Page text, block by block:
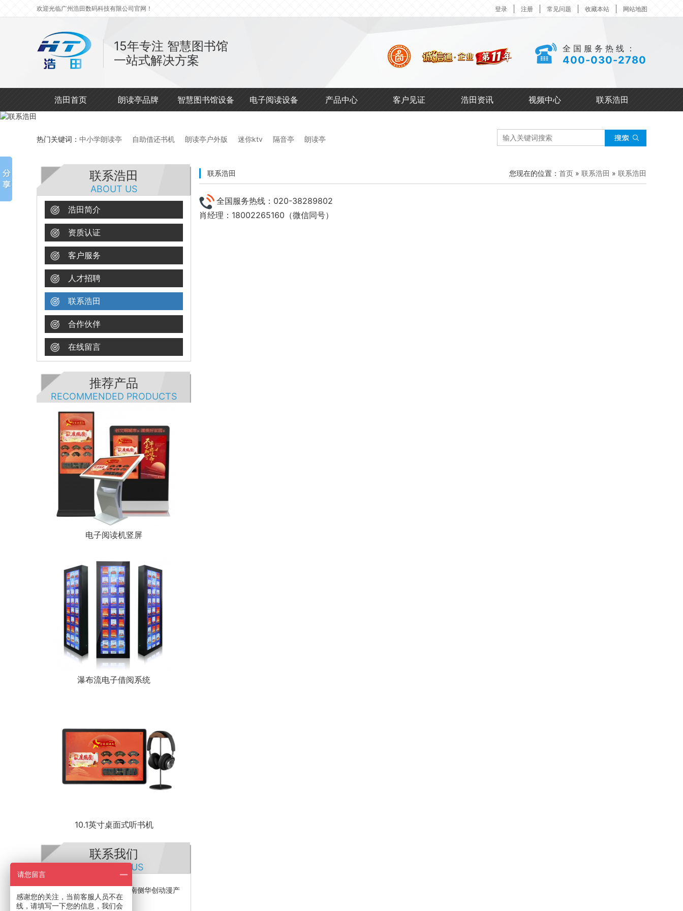
欢迎光临广州浩田数码科技有限公司官网！ 登录 注册 常见问题 收藏本站 网站地图
15年专注 智慧图书馆
一站式解决方案
全国服务热线：
400-030-2780
浩田首页 朗读亭品牌 智慧图书馆设备 电子阅读设备 产品中心 客户见证 浩田资讯 视频中心 联系浩田
热门关键词： 中小学朗读亭 自助借还书机 朗读亭户外版 迷你ktv 隔音亭 朗读亭
联系浩田
ABOUT US
浩田简介
资质认证
客户服务
人才招聘
联系浩田
合作伙伴
在线留言
推荐产品
RECOMMENDED PRODUCTS
电子阅读机竖屏
瀑布流电子借阅系统
10.1英寸桌面式听书机
联系我们
CONTACT US
公司地址：石基镇金山大道南侧华创动漫产
业园
联系浩田 您现在的位置： 首页 » 联系浩田 » 联系浩田
全国服务热线：020-38289802
肖经理：18002265160（微信同号）
请您留言
感谢您的关注，当前客服人员不在
线，请填写一下您的信息，我们会